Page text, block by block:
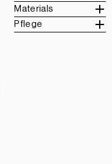
Materials
Pflege